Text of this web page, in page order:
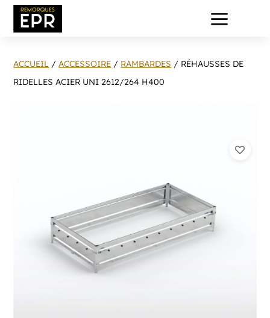
a
ACCUEIL /ACCESSOIRE / RAMBARDES / RÉHAUSSES DE
RIDELLES ACIER UNI 2612/264 H400